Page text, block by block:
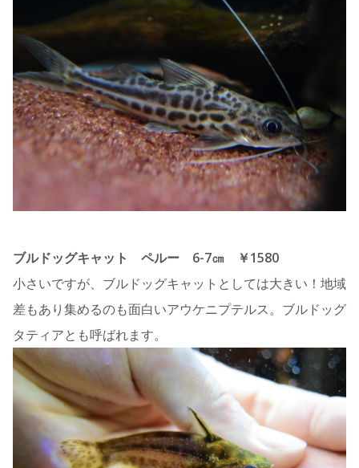
ブルドッグキャット ペルー 6-7㎝ ￥1580
小さいですが、ブルドッグキャットとしては大きい！地域
差もあり集めるのも面白いアウケニプテルス。ブルドッグ
タティアとも呼ばれます。